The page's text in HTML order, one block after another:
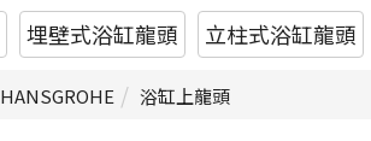
埋壁式浴缸龍頭 立柱式浴缸龍頭
HANSGROHE 浴缸上龍頭